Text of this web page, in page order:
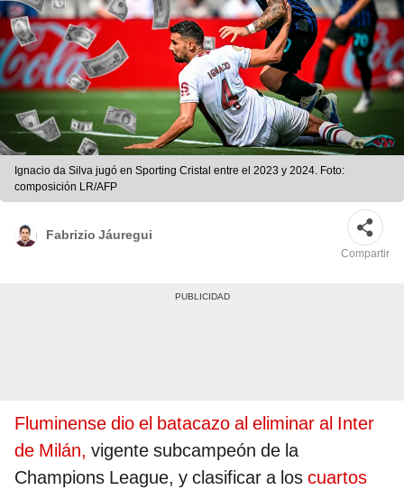
Ignacio da Silva jugó en Sporting Cristal entre el 2023 y 2024. Foto:
composición LR/AFP
Fabrizio Jáuregui
Compartir
Fluminense dio el batacazo al eliminar al Inter
de Milán, vigente subcampeón de la
Champions League, y clasificar a los cuartos